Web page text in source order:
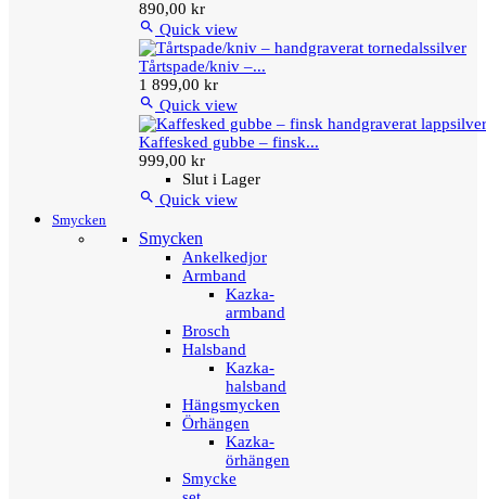
890,00 kr
 Quick view
Tårtspade/kniv –...
1 899,00 kr
 Quick view
Kaffesked gubbe – finsk...
999,00 kr
Slut i Lager
 Quick view
Smycken
Smycken
Ankelkedjor
Armband
Kazka-
armband
Brosch
Halsband
Kazka-
halsband
Hängsmycken
Örhängen
Kazka-
örhängen
Smycke